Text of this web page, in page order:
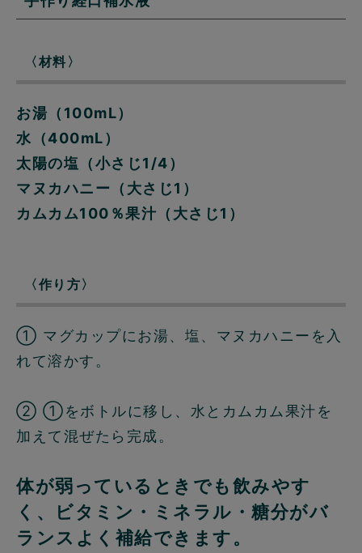
〈材料〉
お湯（100mL）
水（400mL）
太陽の塩（小さじ1/4）
マヌカハニー（大さじ1）
カムカム100％果汁（大さじ1）
〈作り方〉
① マグカップにお湯、塩、マヌカハニーを入
れて溶かす。
② ①をボトルに移し、水とカムカム果汁を
加えて混ぜたら完成。
体が弱っているときでも飲みやす
く、ビタミン・ミネラル・糖分がバ
ランスよく補給できます。